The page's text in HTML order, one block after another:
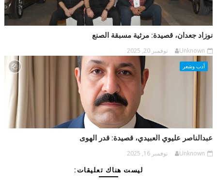
نوزاد جعدان، قصيدة: مرثية مسبقة الصنع
Unknown نوفمبر 20, 2025
أدب وشعر
عبدالناصر عليوي العبيدي، قصيدة: قدر الهوى
Unknown نوفمبر 16, 2025
ليست هناك تعليقات: